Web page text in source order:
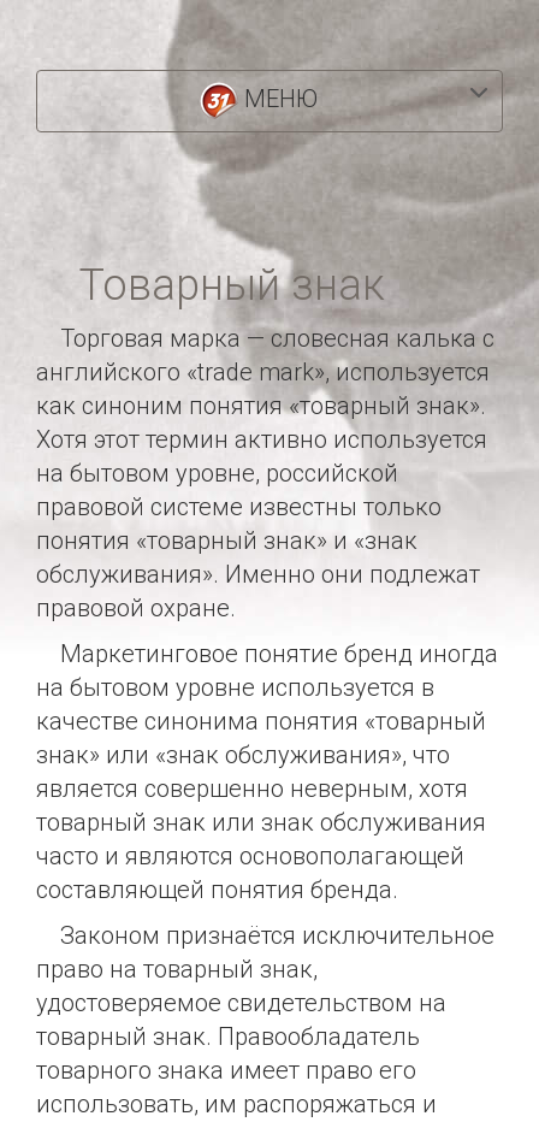
МЕНЮ
Товарный знак
Торговая марка — словесная калька с
английского «trade mark», используется
как синоним понятия «товарный знак».
Хотя этот термин активно используется
на бытовом уровне, российской
правовой системе известны только
понятия «товарный знак» и «знак
обслуживания». Именно они подлежат
правовой охране.
Маркетинговое понятие бренд иногда
на бытовом уровне используется в
качестве синонима понятия «товарный
знак» или «знак обслуживания», что
является совершенно неверным, хотя
товарный знак или знак обслуживания
часто и являются основополагающей
составляющей понятия бренда.
Законом признаётся исключительное
право на товарный знак,
удостоверяемое свидетельством на
товарный знак. Правообладатель
товарного знака имеет право его
использовать, им распоряжаться и